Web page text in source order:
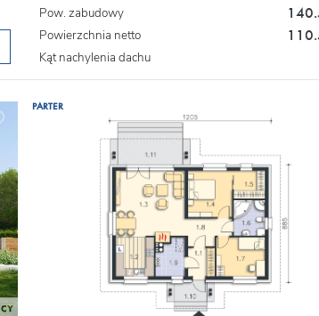
Pow. zabudowy
Powierzchnia netto
Kąt nachylenia dachu
PARTER